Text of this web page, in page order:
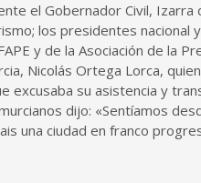
el Gobernador Civil,
los presidentes nacional
y de la Asociación de la
Nicolás Ortega Lorca,
excusaba su asistencia y
dijo: «Sentíamos
una ciudad en franco